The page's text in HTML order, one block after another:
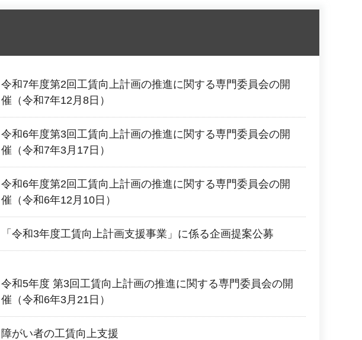
令和7年度第2回工賃向上計画の推進に関する専門委員会の開
催（令和7年12月8日）
令和6年度第3回工賃向上計画の推進に関する専門委員会の開
催（令和7年3月17日）
令和6年度第2回工賃向上計画の推進に関する専門委員会の開
催（令和6年12月10日）
「令和3年度工賃向上計画支援事業」に係る企画提案公募
令和5年度 第3回工賃向上計画の推進に関する専門委員会の開
催（令和6年3月21日）
障がい者の工賃向上支援